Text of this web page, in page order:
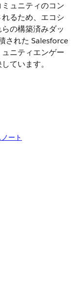
ュニティのコン
るため、エコシ
の構築済みダッ
された Salesforce
ニティエンゲー
ています。
ート